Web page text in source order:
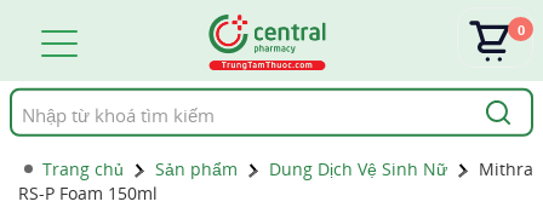
Tìm
kiếm
0
Trang chủ Sản phẩm Dung Dịch Vệ Sinh Nữ
Mithra
RS-P Foam 150ml